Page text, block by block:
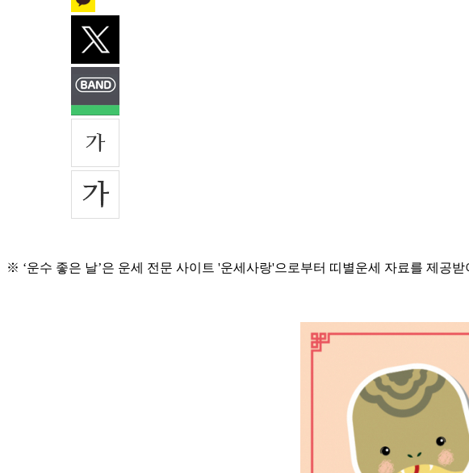
※ ‘운수 좋은 날’은 운세 전문 사이트 '운세사랑'으로부터 띠별운세 자료를 제공